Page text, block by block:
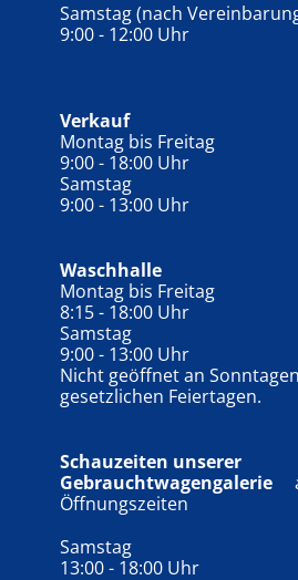
Samstag (nach
9:00 - 12:00 Uhr
Verkauf
Montag bis Freitag
9:00 - 18:00 Uhr
Samstag
9:00 - 13:00 Uhr
Waschhalle
Montag bis Freitag
8:15 - 18:00 Uhr
Samstag
9:00 - 13:00 Uhr
Nicht geöffnet an
gesetzlichen Feiertagen.
Schauzeiten unserer
Gebrauchtwagengalerie
Öffnungszeiten
Samstag
13:00 - 18:00 Uhr